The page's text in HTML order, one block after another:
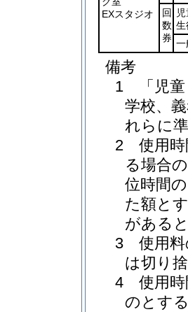
EXスタジオ
回
数
券
生
一
備考
1 「児童
学校、
れらに
2 使用時
る場合
位時間
た額と
がある
3 使用料
は切り
4 使用時
のとす